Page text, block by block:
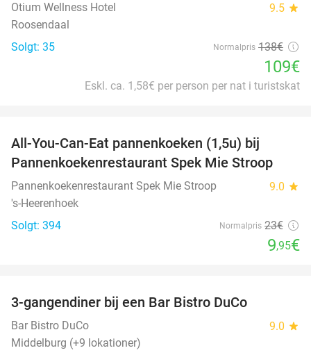
Otium Wellness Hotel 9.5 star
Roosendaal
Solgt: 35
Normalpris 138€
109€
Eskl. ca. 1,58€ per person per nat i turistskat
All-You-Can-Eat pannenkoeken (1,5u) bij
Pannenkoekenrestaurant Spek Mie Stroop
Pannenkoekenrestaurant Spek Mie Stroop 9.0 star
's-Heerenhoek
Solgt: 394
Normalpris 23€
9,95€
3-gangendiner bij een Bar Bistro DuCo
Bar Bistro DuCo 9.0 star
Middelburg (+9 lokationer)